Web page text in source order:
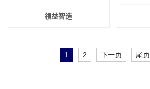
领益智造
1 2 下一页 尾页